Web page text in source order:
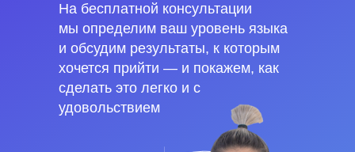
На бесплатной консультации
мы определим ваш уровень языка
и обсудим результаты, к которым
хочется прийти — и покажем, как
сделать это легко и с
удовольствием